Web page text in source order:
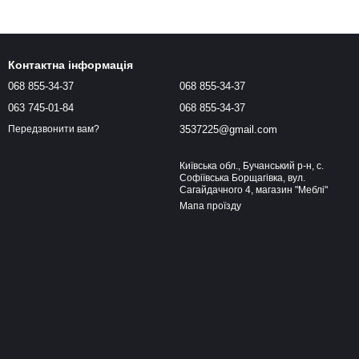
Контактна інформація
068 855-34-37
063 745-01-84
Передзвонити вам?
068 855-34-37
068 855-34-37
3537225@gmail.com
Київська обл., Бучанський р-н, с.
Софіївська Борщагівка, вул.
Сагайдачного 4, магазин "Меблі"
Мапа проїзду